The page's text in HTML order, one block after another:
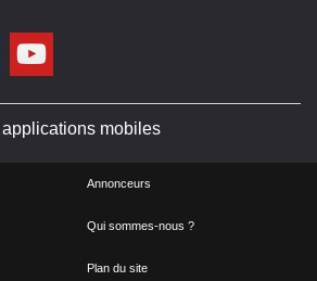
mobiles
Annonceurs
Qui sommes-nous ?
Plan du site